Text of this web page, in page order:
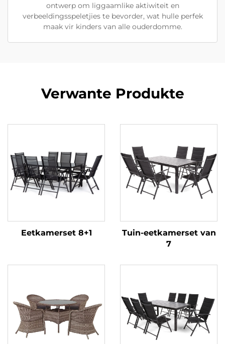
ontwerp om liggaamlike aktiwiteit en
verbeeldingsspeletjies te bevorder, wat hulle perfek
maak vir kinders van alle ouderdomme.
Verwante Produkte
Eetkamerset 8+1
Tuin-eetkamerset van
7